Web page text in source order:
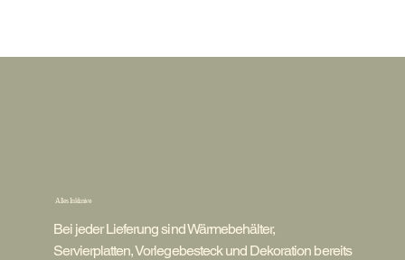
Alles Inklusive
Bei jeder Lieferung sind Wärmebehälter,
Servierplatten, Vorlegebesteck und Dekoration bereits